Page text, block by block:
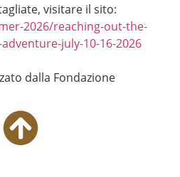
visitare il sito:
2026/reaching-out-the-
july-10-16-2026
dalla Fondazione